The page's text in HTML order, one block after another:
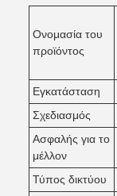
Ονομασία του
προϊόντος
Εγκατάσταση
Σχεδιασμός
Ασφαλής για το
μέλλον
Τύπος δικτύου